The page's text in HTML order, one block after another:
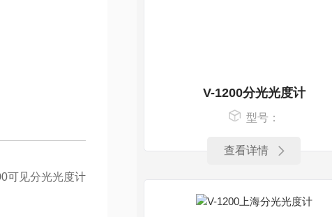
V-1200分光光度计
型号：
查看详情
可见分光光度计